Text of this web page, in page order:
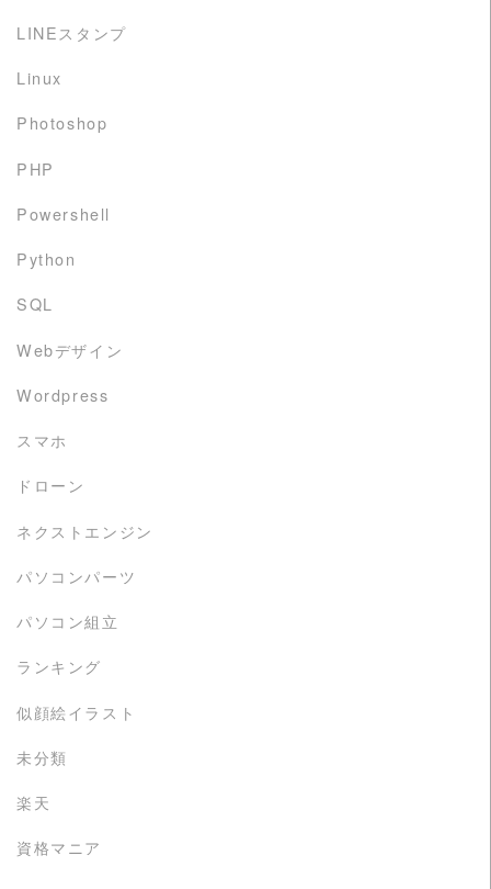
LINEスタンプ
Linux
Photoshop
PHP
Powershell
Python
SQL
Webデザイン
Wordpress
スマホ
ドローン
ネクストエンジン
パソコンパーツ
パソコン組立
ランキング
似顔絵イラスト
未分類
楽天
資格マニア